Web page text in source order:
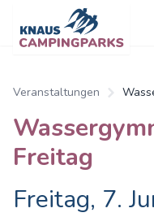
Veranstaltungen
Freitag
Freitag, 7.